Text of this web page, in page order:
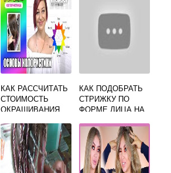
КАК РАССЧИТАТЬ
СТОИМОСТЬ
ОКРАШИВАНИЯ
НАЧИНАЮЩИЙ
ПАРИКМАХЕР
КАК ПОДОБРАТЬ
СТРИЖКУ ПО
ФОРМЕ ЛИЦА НА
ОНЛАЙН